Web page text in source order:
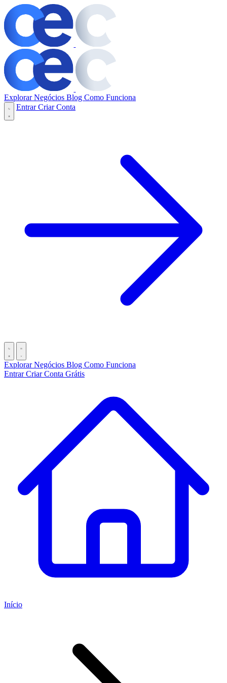
Explorar Negócios Blog Como Funciona
EntrarCriar Conta
Explorar Negócios Blog Como Funciona
EntrarCriar Conta Grátis
Início